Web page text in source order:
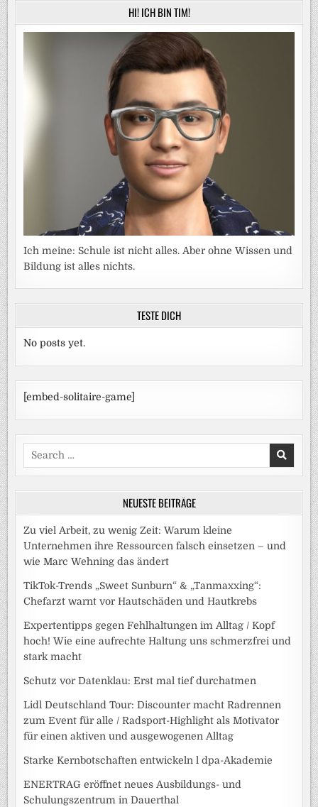
HI! ICH BIN TIM!
Ich meine: Schule ist nicht alles. Aber ohne Wissen und
Bildung ist alles nichts.
TESTE DICH
No posts yet.
[embed-solitaire-game]
Search
for:
NEUESTE BEITRÄGE
Zu viel Arbeit, zu wenig Zeit: Warum kleine
Unternehmen ihre Ressourcen falsch einsetzen – und
wie Marc Wehning das ändert
TikTok-Trends „Sweet Sunburn“ & „Tanmaxxing“:
Chefarzt warnt vor Hautschäden und Hautkrebs
Expertentipps gegen Fehlhaltungen im Alltag / Kopf
hoch! Wie eine aufrechte Haltung uns schmerzfrei und
stark macht
Schutz vor Datenklau: Erst mal tief durchatmen
Lidl Deutschland Tour: Discounter macht Radrennen
zum Event für alle / Radsport-Highlight als Motivator
für einen aktiven und ausgewogenen Alltag
Starke Kernbotschaften entwickeln l dpa-Akademie
ENERTRAG eröffnet neues Ausbildungs- und
Schulungszentrum in Dauerthal